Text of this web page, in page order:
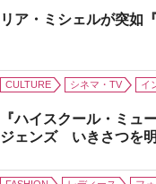
リア・ミシェルが突如
CULTURE シネマ・TV イ
『ハイスクール・ミュ
ジェンズ いきさつを